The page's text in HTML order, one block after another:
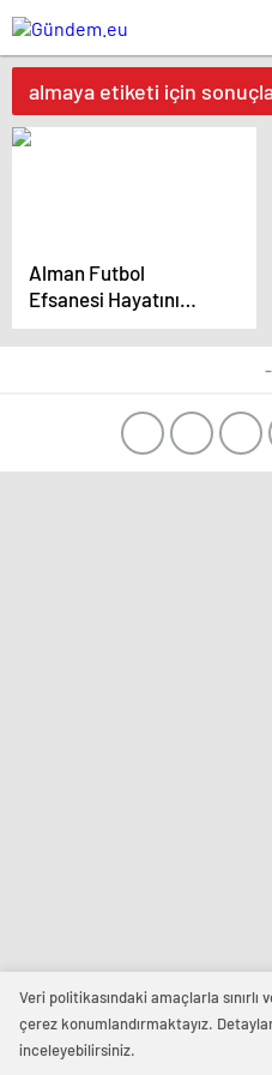
almaya etiketi için
Alman Futbol
Efsanesi Hayatını
Kaybetti
-
Veri politikasındaki amaçlarla
çerez konumlandırmaktayız.
inceleyebilirsiniz.